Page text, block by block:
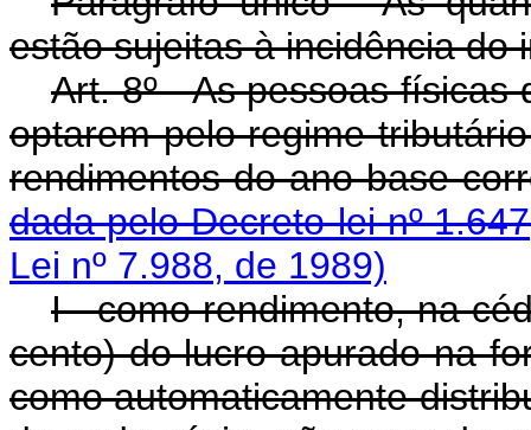
estão sujeitas à incidência do
Art. 8º - As pessoas
optarem pelo regime
rendimentos do ano-
dada pelo Decreto-lei nº
Lei nº 7.988, de 1989)
I - como rendimento, na
cento) do lucro apurado na
como automaticamente